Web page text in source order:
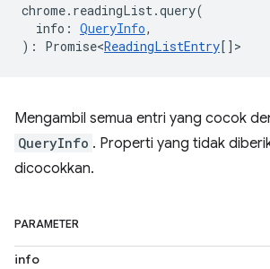
chrome. readingList .query(
info : QueryInfo,
) : Promise<ReadingListEntry[] >
Mengambil semua entri yang cocok
QueryInfo . Properti yang tidak
dicocokkan.
PARAMETER
info